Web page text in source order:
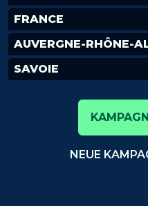
FRANCE
AUVERGNE-RHÔNE-
SAVOIE
NEUE